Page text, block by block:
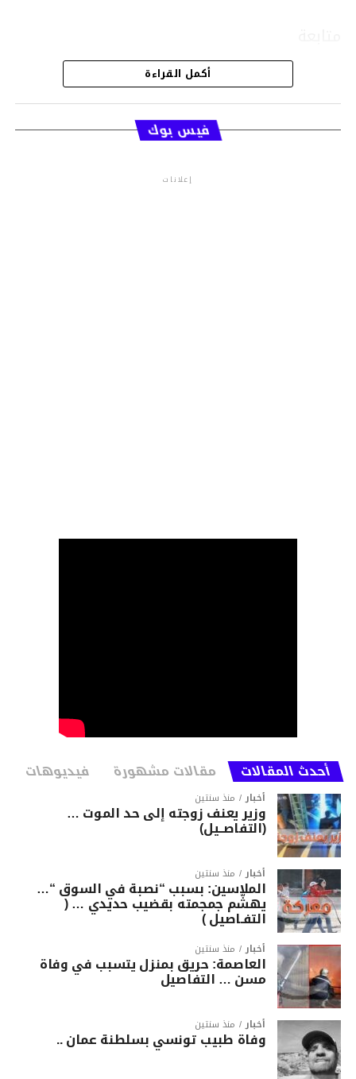
قسم الاخبار
أكمل القراءة
فيس بوك
إعلانات
أحدث المقالات مقالات مشهورة فيديوهات
أخبار منذ سنتين
وزير يعنف زوجته إلى حد الموت …
(التفاصــيل)
أخبار منذ سنتين
الملاسين: بسبب “نصبة في السوق “…
يهشّم جمجمته بقضيب حديدي … (
التفـاصيل )
أخبار منذ سنتين
العاصمة: حريق بمنزل يتسبب في وفاة
مسن … التفاصيل
أخبار منذ سنتين
وفاة طبيب تونسي بسلطنة عمان ..